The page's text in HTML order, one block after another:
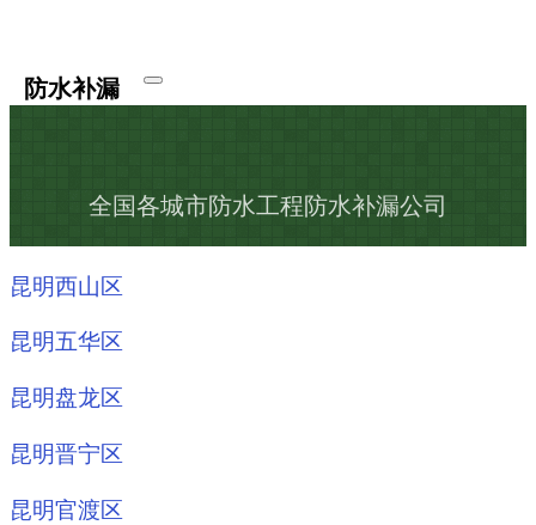
防水补漏
全国各城市防水工程防水补漏公司
昆明西山区
昆明五华区
昆明盘龙区
昆明晋宁区
昆明官渡区